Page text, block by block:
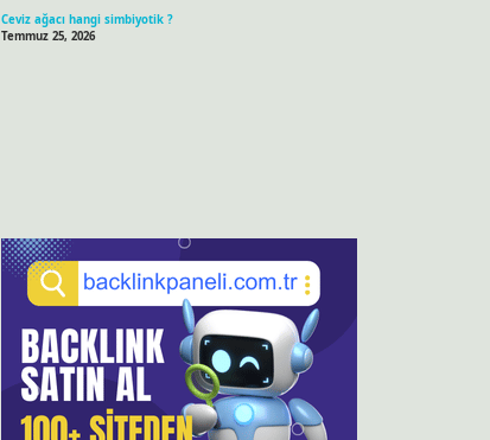
Ceviz ağacı hangi simbiyotik ?
Temmuz 25, 2026